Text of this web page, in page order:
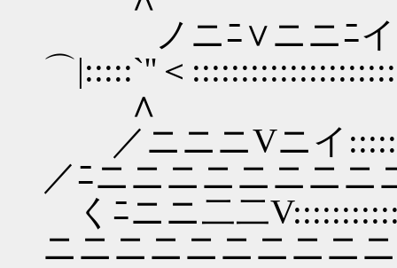
ノニﾆ∨ニニﾆイ
⌒|:::::`''＜
∧
／ニニニVニイ
／ﾆニニニニニ
くﾆニニ二二
ニニニニニニ